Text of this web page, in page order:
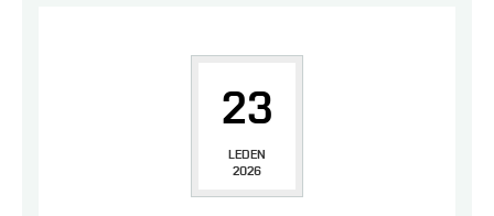
23
LEDEN
2026